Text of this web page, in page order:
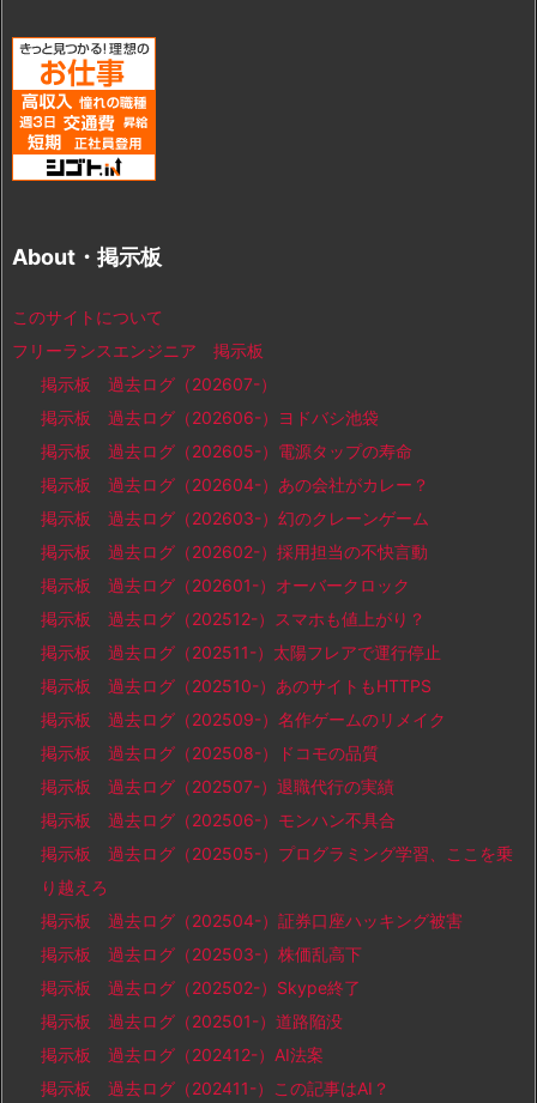
About・掲示板
このサイトについて
フリーランスエンジニア 掲示板
掲示板 過去ログ（202607-）
掲示板 過去ログ（202606-）ヨドバシ池袋
掲示板 過去ログ（202605-）電源タップの寿命
掲示板 過去ログ（202604-）あの会社がカレー？
掲示板 過去ログ（202603-）幻のクレーンゲーム
掲示板 過去ログ（202602-）採用担当の不快言動
掲示板 過去ログ（202601-）オーバークロック
掲示板 過去ログ（202512-）スマホも値上がり？
掲示板 過去ログ（202511-）太陽フレアで運行停止
掲示板 過去ログ（202510-）あのサイトもHTTPS
掲示板 過去ログ（202509-）名作ゲームのリメイク
掲示板 過去ログ（202508-）ドコモの品質
掲示板 過去ログ（202507-）退職代行の実績
掲示板 過去ログ（202506-）モンハン不具合
掲示板 過去ログ（202505-）プログラミング学習、ここを乗
り越えろ
掲示板 過去ログ（202504-）証券口座ハッキング被害
掲示板 過去ログ（202503-）株価乱高下
掲示板 過去ログ（202502-）Skype終了
掲示板 過去ログ（202501-）道路陥没
掲示板 過去ログ（202412-）AI法案
掲示板 過去ログ（202411-）この記事はAI？